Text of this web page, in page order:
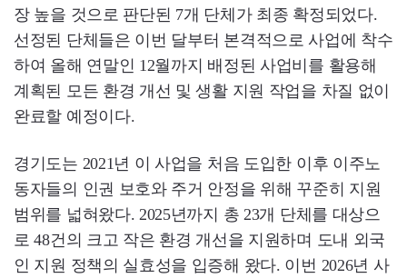
장 높을 것으로 판단된 7개 단체가 최종 확정되었다.
선정된 단체들은 이번 달부터 본격적으로 사업에 착수
하여 올해 연말인 12월까지 배정된 사업비를 활용해
계획된 모든 환경 개선 및 생활 지원 작업을 차질 없이
완료할 예정이다.
경기도는 2021년 이 사업을 처음 도입한 이후 이주노
동자들의 인권 보호와 주거 안정을 위해 꾸준히 지원
범위를 넓혀왔다. 2025년까지 총 23개 단체를 대상으
로 48건의 크고 작은 환경 개선을 지원하며 도내 외국
인 지원 정책의 실효성을 입증해 왔다. 이번 2026년 사